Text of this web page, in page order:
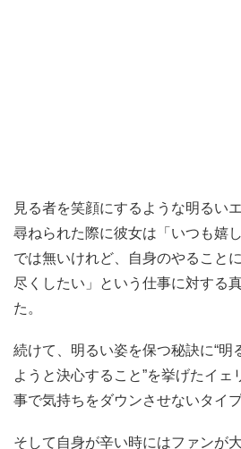
見る者を笑顔にするような明るい
尋ねられた際に彼女は「いつも嬉
では無いけれど、自身のやること
尽くしたい」という仕事に対する
た。
続けて、明るい姿を保つ秘訣に“明
ようと決心すること”を挙げたイェ
事で気持ちをダウンさせないタイ
そして自身が辛い時にはファンが